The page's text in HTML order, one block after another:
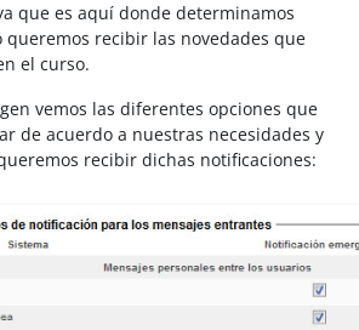
que es aquí donde determinamos
queremos recibir las novedades que
el curso.
vemos las diferentes opciones que
de acuerdo a nuestras necesidades y
recibir dichas notificaciones: